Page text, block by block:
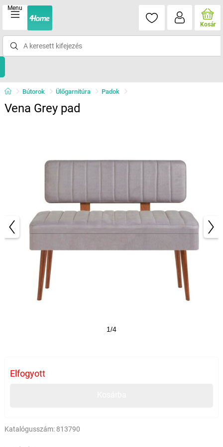
Menu
Kosár
Bútorok Ülőgarnitúra Padok
Vena Grey pad
1/4
Elfogyott
Katalógusszám: 813790